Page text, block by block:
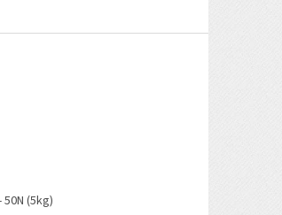
(5kg)